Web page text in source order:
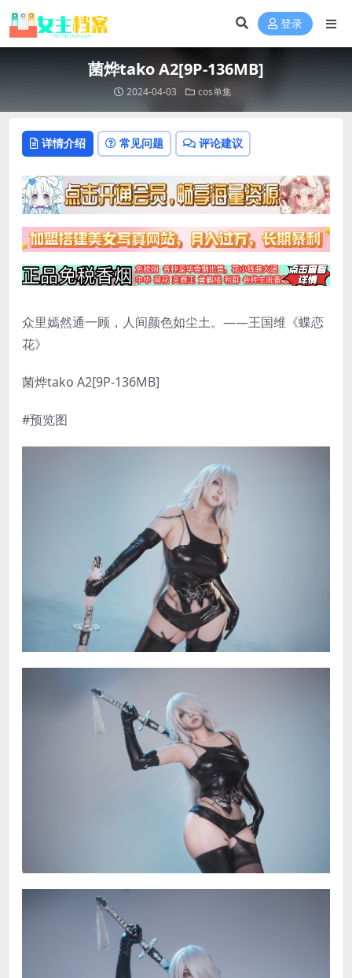
登录
菌烨tako A2[9P-136MB]
2024-04-03 cos单集
详情介绍 常见问题 评论建议
众里嫣然通一顾，人间颜色如尘土。——王国维《蝶恋
花》
菌烨tako A2[9P-136MB]
#预览图